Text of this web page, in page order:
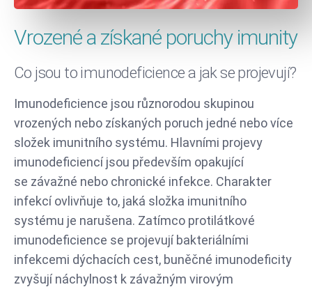
Vrozené a získané poruchy imunity
Co jsou to imunodeficience a jak se projevují?
Imunodeficience jsou různorodou skupinou
vrozených nebo získaných poruch jedné nebo více
složek imunitního systému. Hlavními projevy
imunodeficiencí jsou především opakující
se závažné nebo chronické infekce. Charakter
infekcí ovlivňuje to, jaká složka imunitního
systému je narušena. Zatímco protilátkové
imunodeficience se projevují bakteriálními
infekcemi dýchacích cest, buněčné imunodeficity
zvyšují náchylnost k závažným virovým